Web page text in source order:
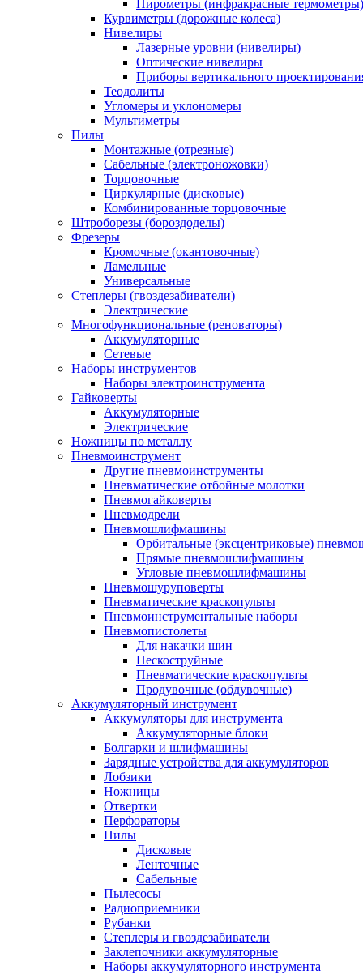
Пирометры (инфракрасные термометры)
Курвиметры (дорожные колеса)
Нивелиры
Лазерные уровни (нивелиры)
Оптические нивелиры
Приборы вертикального
Теодолиты
Угломеры и уклономеры
Мультиметры
Пилы
Монтажные (отрезные)
Сабельные (электроножовки)
Торцовочные
Циркулярные (дисковые)
Комбинированные торцовочные
Штроборезы (бороздоделы)
Фрезеры
Кромочные (окантовочные)
Ламельные
Универсальные
Степлеры (гвоздезабиватели)
Электрические
Многофункциональные (реноваторы)
Аккумуляторные
Сетевые
Наборы инструментов
Наборы электроинструмента
Гайковерты
Аккумуляторные
Электрические
Ножницы по металлу
Пневмоинструмент
Другие пневмоинструменты
Пневматические отбойные молотки
Пневмогайковерты
Пневмодрели
Пневмошлифмашины
Орбитальные (эксцентриковые)
Прямые пневмошлифмашины
Угловые пневмошлифмашины
Пневмошуруповерты
Пневматические краскопульты
Пневмоинструментальные наборы
Пневмопистолеты
Для накачки шин
Пескоструйные
Пневматические краскопульты
Продувочные (обдувочные)
Аккумуляторный инструмент
Аккумуляторы для инструмента
Аккумуляторные блоки
Болгарки и шлифмашины
Зарядные устройства для аккумуляторов
Лобзики
Ножницы
Отвертки
Перфораторы
Пилы
Дисковые
Ленточные
Сабельные
Пылесосы
Радиоприемники
Рубанки
Степлеры и гвоздезабиватели
Заклепочники аккумуляторные
Наборы аккумуляторного инструмента